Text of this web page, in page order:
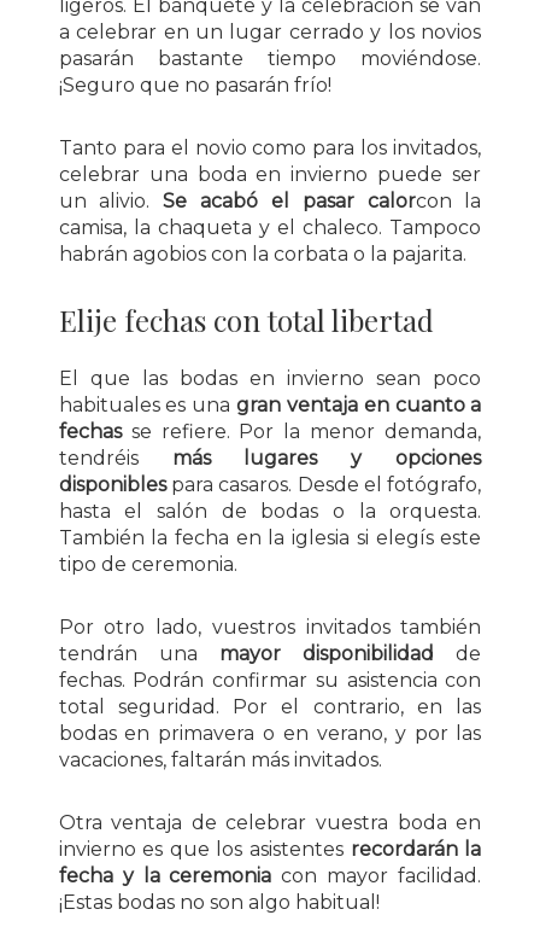
ligeros. El banquete y la celebración se van
a celebrar en un lugar cerrado y los novios
pasarán bastante tiempo moviéndose.
¡Seguro que no pasarán frío!
Tanto para el novio como para los invitados,
celebrar una boda en invierno puede ser
un alivio.Se acabó el pasar calorcon la
camisa, la chaqueta y el chaleco. Tampoco
habrán agobios con la corbata o la pajarita.
Elije fechas con total libertad
El que las bodas en invierno sean poco
habituales es unagran ventaja en cuanto a
fechasse refiere. Por la menor demanda,
tendréis más lugares y opciones
disponiblespara casaros. Desde el fotógrafo,
hasta el salón de bodas o la orquesta.
También la fecha en la iglesia si elegís este
tipo de ceremonia.
Por otro lado, vuestros invitados también
tendrán una mayor disponibilidad de
fechas. Podrán confirmar su asistencia con
total seguridad. Por el contrario, en las
bodas en primavera o en verano, y por las
vacaciones, faltarán más invitados.
Otra ventaja de celebrar vuestra boda en
invierno es que los asistentes recordarán la
fecha y la ceremonia con mayor facilidad.
¡Estas bodas no son algo habitual!